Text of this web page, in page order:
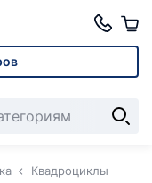
Квадроциклы